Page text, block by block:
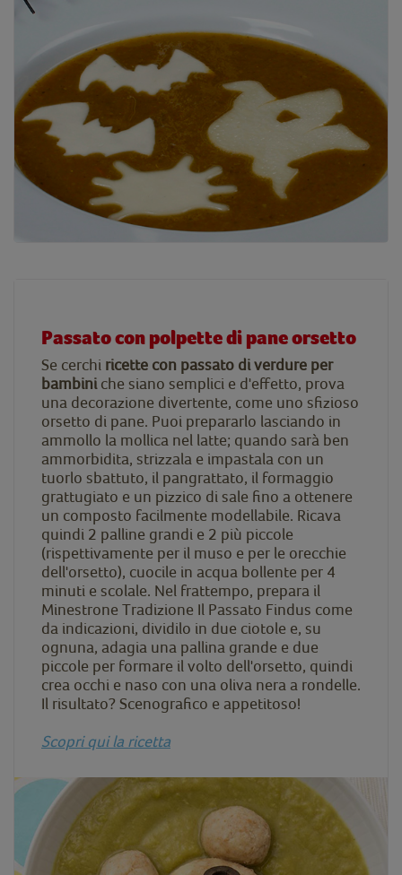
Passato con polpette di pane orsetto
Se cerchi ricette con passato di verdure per
bambini che siano semplici e d'effetto, prova
una decorazione divertente, come uno sfizioso
orsetto di pane. Puoi prepararlo lasciando in
ammollo la mollica nel latte; quando sarà ben
ammorbidita, strizzala e impastala con un
tuorlo sbattuto, il pangrattato, il formaggio
grattugiato e un pizzico di sale fino a ottenere
un composto facilmente modellabile. Ricava
quindi 2 palline grandi e 2 più piccole
(rispettivamente per il muso e per le orecchie
dell'orsetto), cuocile in acqua bollente per 4
minuti e scolale. Nel frattempo, prepara il
Minestrone Tradizione Il Passato Findus come
da indicazioni, dividilo in due ciotole e, su
ognuna, adagia una pallina grande e due
piccole per formare il volto dell'orsetto, quindi
crea occhi e naso con una oliva nera a rondelle.
Il risultato? Scenografico e appetitoso!
Scopri qui la ricetta